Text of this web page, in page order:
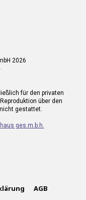
2026
für den privaten
über den
gestattet.
ges.m.b.h.
AGB